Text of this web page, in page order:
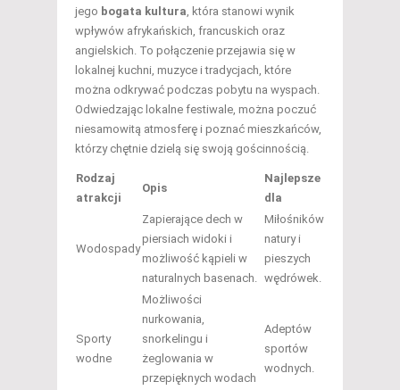
jego bogata kultura, która stanowi wynik
wpływów afrykańskich, francuskich oraz
angielskich. To połączenie przejawia się w
lokalnej kuchni, muzyce i tradycjach, które
można odkrywać podczas pobytu na wyspach.
Odwiedzając lokalne festiwale, można poczuć
niesamowitą atmosferę i poznać mieszkańców,
którzy chętnie dzielą się swoją gościnnością.
Rodzaj
atrakcji
Opis
Najlepsze
dla
Wodospady
Zapierające dech w
piersiach widoki i
możliwość kąpieli w
naturalnych basenach.
Miłośników
natury i
pieszych
wędrówek.
Sporty
wodne
Możliwości
nurkowania,
snorkelingu i
żeglowania w
przepięknych wodach
Adeptów
sportów
wodnych.